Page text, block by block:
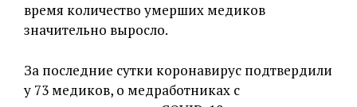
время количество умерших медиков
значительно выросло.
За последние сутки коронавирус подтвердили
у 73 медиков, о медработниках с